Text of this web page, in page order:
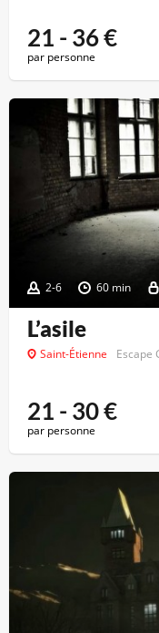
21 - 36€
par personne
2-6 60 min
L’asile
Saint-Étienne Escape
21 - 30€
par personne